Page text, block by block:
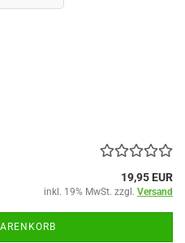
19,95 EUR
inkl. 19% MwSt. zzgl. Versand